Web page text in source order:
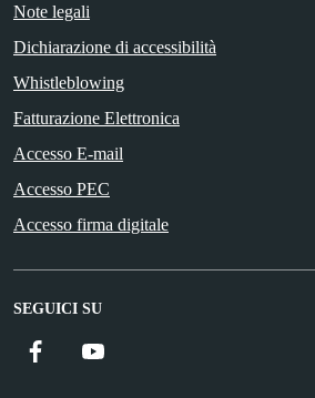
Note legali
Dichiarazione di accessibilità
Whistleblowing
Fatturazione Elettronica
Accesso E-mail
Accesso PEC
Accesso firma digitale
SEGUICI SU
Facebook